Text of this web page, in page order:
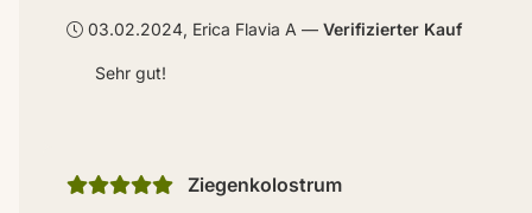
03.02.2024, Erica Flavia A Verifizierter Kauf
Sehr gut!
Ziegenkolostrum